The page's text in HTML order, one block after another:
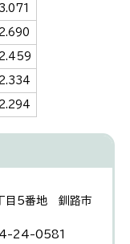
3.071
2.690
2.459
2.334
2.294
目5番地 釧路市
24-0581